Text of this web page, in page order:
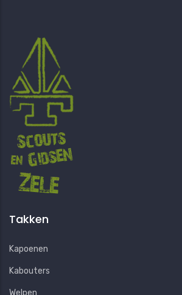
Takken
Kapoenen
Kabouters
Welpen